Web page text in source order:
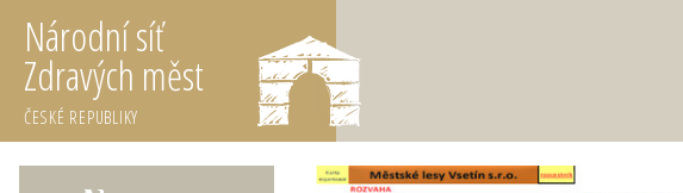
Národní síť
Zdravých měst
ČESKÉ REPUBLIKY